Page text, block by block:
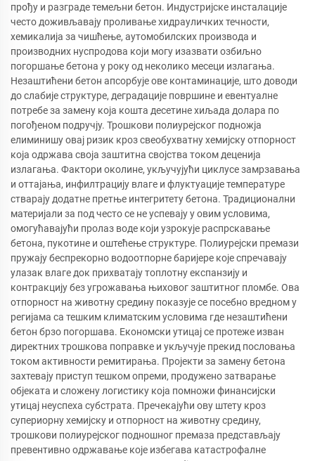
прођу и разграде темељни бетон. Индустријске инсталације
често доживљавају проливање хидрауличких течности,
хемикалија за чишћење, аутомобилских производа и
производних нуспродова који могу изазвати озбиљно
погоршање бетона у року од неколико месеци излагања.
Незаштићени бетон апсорбује ове контаминације, што доводи
до слабије структуре, деградације површине и евентуалне
потребе за замену која кошта десетине хиљада долара по
погођеном подручју. Трошкови полиурејског подножја
елиминишу овај ризик кроз свеобухватну хемијску отпорност
која одржава своја заштитна својства током деценија
излагања. Фактори околине, укључујући циклусе замрзавања
и оттајања, инфилтрацију влаге и флуктуације температуре
стварају додатне претње интегритету бетона. Традиционални
материјали за под често се не успевају у овим условима,
омогућавајући пролаз воде који узрокује распрскавање
бетона, пукотине и оштећење структуре. Полиурејски премази
пружају беспрекорно водоотпорне баријере које спречавају
улазак влаге док прихватају топлотну експанзију и
контракцију без угрожавања њиховог заштитног пломбе. Ова
отпорност на животну средину показује се посебно вредном у
регијама са тешким климатским условима где незаштићени
бетон брзо погоршава. Економски утицај се протеже изван
директних трошкова поправке и укључује прекид пословања
током активности ремитирања. Пројекти за замену бетона
захтевају приступ тешком опреми, продужено затварање
објеката и сложену логистику која помножи финансијски
утицај неуспеха субстрата. Пречекајући ову штету кроз
супериорну хемијску и отпорност на животну средину,
трошкови полиурејског подношног премаза представљају
превентивно одржавање које избегава катастрофалне